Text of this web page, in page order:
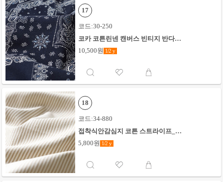
17
코드:30-250
코카 코튼린넨 캔버스 빈티지 반다나_
10,500원 1/2 y
18
코드:34-880
접착식안감심지 코튼 스트라이프_베
5,800원 1/2 y